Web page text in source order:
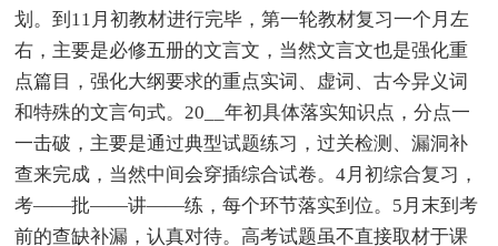
划。到11月初教材进行完毕，第一轮教材复习一个月左
右，主要是必修五册的文言文，当然文言文也是强化重
点篇目，强化大纲要求的重点实词、虚词、古今异义词
和特殊的文言句式。20__年初具体落实知识点，分点一
一击破，主要是通过典型试题练习，过关检测、漏洞补
查来完成，当然中间会穿插综合试卷。4月初综合复习，
考——批——讲——练，每个环节落实到位。5月末到考
前的查缺补漏，认真对待。高考试题虽不直接取材于课